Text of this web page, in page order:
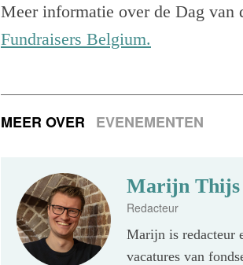
Meer informatie over de Dag van
Fundraisers Belgium.
MEER OVER EVENEMENTEN
Marijn Thijs
Redacteur
Marijn is redacteur
vacatures van